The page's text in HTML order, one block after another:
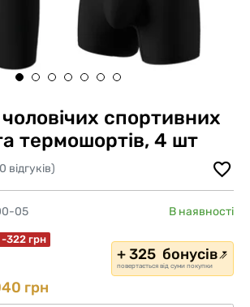
спортивних
термошортів, 4 шт
відгуків)
05
В наявності
-322 грн
+ 325 бонусів
повертається від суми покупки
грн